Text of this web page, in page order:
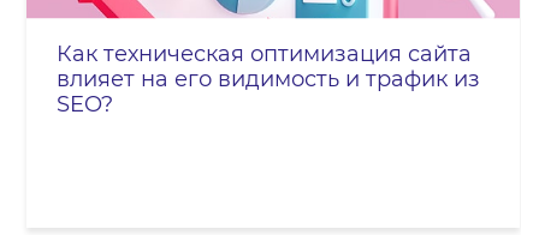
Как техническая оптимизация сайта
влияет на его видимость и трафик из
SEO?